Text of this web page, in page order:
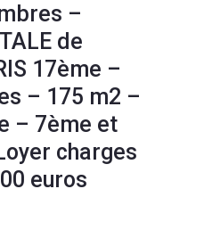
–
de
17ème –
– 175 m2 –
– 7ème et
charges
euros